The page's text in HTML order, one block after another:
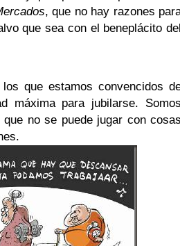
, que no hay razones
que sea con el beneplácito del
que estamos convencidos
máxima para jubilarse. Somos
no se puede jugar con cosas